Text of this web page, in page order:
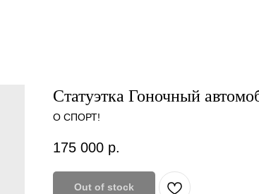
Статуэтка Гоночный
О СПОРТ!
175 000 р.
Out of stock